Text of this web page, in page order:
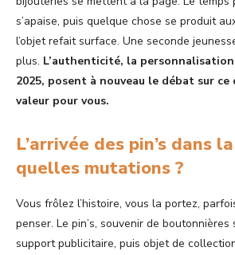
s’apaise, puis quelque chose se produit
l’objet refait surface. Une seconde
plus. L’authenticité, la personnalisation
2025, posent à nouveau le débat sur
valeur pour vous.
L’arrivée des pin’s dans
quelles mutations ?
Vous frôlez l’histoire, vous la portez,
penser. Le pin’s, souvenir de
support publicitaire, puis objet de